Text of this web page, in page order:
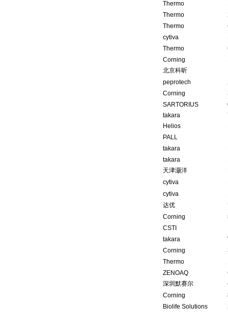
Thermo
Thermo
Thermo
cytiva
Thermo
Corning
北京科昕
peprotech
Corning
SARTORIUS
takara
Helios
PALL
takara
takara
天津灏洋
cytiva
cytiva
达优
Corning
CSTI
takara
Corning
Thermo
ZENOAQ
深圳默赛尔
Corning
Biolife Solutions